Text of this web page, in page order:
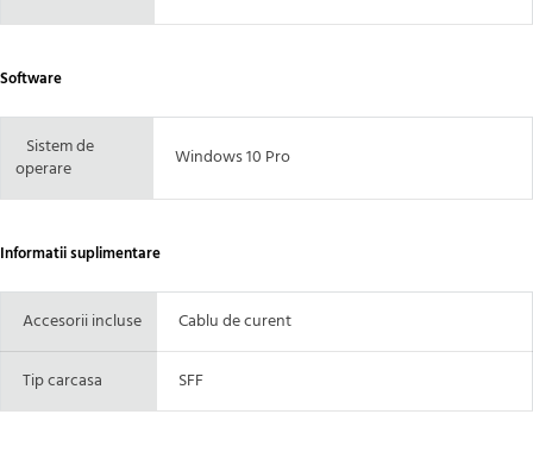
Software
Sistem de
operare
Windows 10 Pro
Informatii suplimentare
Accesorii incluse Cablu de curent
Tip carcasa SFF